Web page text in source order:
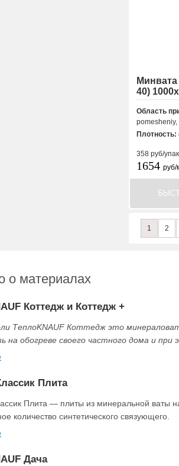
40)
Область
pomesheniy,
Плотность:
358руб/
1654руб/
1 2
о материалах
Коттедж и Коттедж +
ТеплоKNAUF Коттедж это
на обогреве своего частного дома и
Плита
Плита — плиты из минеральной ваты
количество синтетического связующего.
Дача